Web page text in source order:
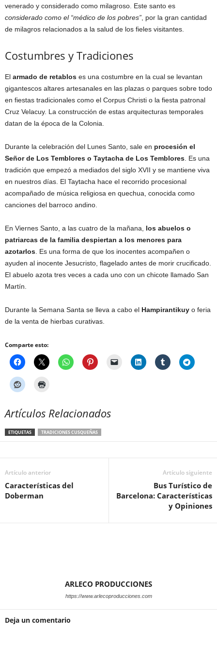
venerado y considerado como milagroso. Este santo es
considerado como el “médico de los pobres” , por la gran cantidad
de milagros relacionados a la salud de los fieles visitantes.
Costumbres y Tradiciones
El armado de retablos es una costumbre en la cual se levantan
gigantescos altares artesanales en las plazas o parques sobre todo
en fiestas tradicionales como el Corpus Christi o la fiesta patronal
Cruz Velacuy. La construcción de estas arquitecturas temporales
datan de la época de la Colonia.
Durante la celebración del Lunes Santo, sale en procesión el
Señor de Los Temblores o Taytacha de Los Temblores . Es una
tradición que empezó a mediados del siglo XVII y se mantiene viva
en nuestros días. El Taytacha hace el recorrido procesional
acompañado de música religiosa en quechua, conocida como
canciones del barroco andino.
En Viernes Santo, a las cuatro de la mañana, los abuelos o
patriarcas de la familia despiertan a los menores para
azotarlos . Es una forma de que los inocentes acompañen o
ayuden al inocente Jesucristo, flagelado antes de morir crucificado.
El abuelo azota tres veces a cada uno con un chicote llamado San
Martín.
Durante la Semana Santa se lleva a cabo el Hampirantikuy o feria
de la venta de hierbas curativas.
Comparte esto:
Artículos Relacionados
ETIQUETAS TRADICIONES CUSQUEÑAS
Artículo anterior
Características del
Doberman
Artículo siguiente
Bus Turístico de
Barcelona: Características
y Opiniones
ARLECO PRODUCCIONES
https://www.arlecoproducciones.com
Deja un comentario